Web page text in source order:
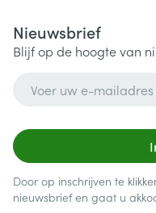
Nieuwsbrief
Blijf op de hoogte van
Door op inschrijven te
nieuwsbrief en gaat u